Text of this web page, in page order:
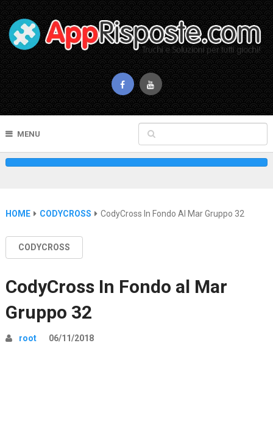
MENU
HOME CODYCROSS CodyCross In Fondo Al Mar Gruppo 32
CODYCROSS
CodyCross In Fondo al Mar
Gruppo 32
root 06/11/2018